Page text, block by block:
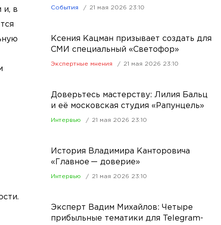
и, в
События 21 мая 2026 23:10
Ксения Кацман призывает создать для
СМИ специальный «Светофор»
Экспертные мнения 21 мая 2026 23:10
Доверьтесь мастерству: Лилия Бальц
и её московская студия «Рапунцель»
Интервью 21 мая 2026 23:10
История Владимира Канторовича
«Главное — доверие»
Интервью 21 мая 2026 23:10
Эксперт Вадим Михайлов: Четыре
прибыльные тематики для Telegram-